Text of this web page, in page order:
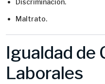
Discriminación.
Maltrato.
Igualdad de
Laborales